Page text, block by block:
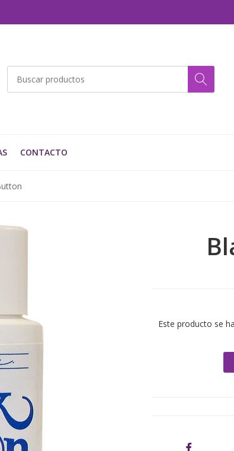
CONTACTO
Este producto se